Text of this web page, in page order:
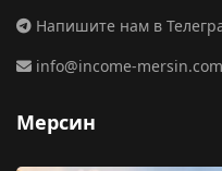
Напишите нам в
info@income-mersin.com
Мерсин